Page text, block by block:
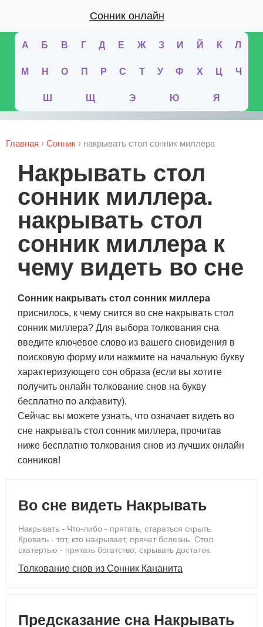
Сонник онлайн
А Б В Г Д Е Ж З И Й К Л
М Н О П Р С Т У Ф Х Ц Ч
Ш Щ Э Ю Я
Главная › Сонник › накрывать стол сонник миллера
накрывать стол
сонник миллера.
накрывать стол
сонник миллера к
чему видеть во сне
Сонник накрывать стол сонник миллера
приснилось, к чему снится во сне накрывать стол
сонник миллера? Для выбора толкования сна
введите ключевое слово из вашего сновидения в
поисковую форму или нажмите на начальную букву
характеризующего сон образа (если вы хотите
получить онлайн толкование снов на букву
бесплатно по алфавиту).
Сейчас вы можете узнать, что означает видеть во
сне накрывать стол сонник миллера, прочитав
ниже бесплатно толкования снов из лучших онлайн
сонников!
Во сне видеть Накрывать
Накрывать - Что-либо - прятать, стараться скрыть.
Кровать - тот, кто накрывает, прячет болезнь. Стол
скатертью - прятать богатство, скрывать достаток.
Толкование снов из Сонник Кананита
Предсказание сна Накрывать